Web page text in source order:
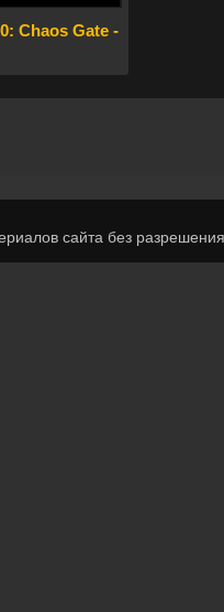
Chaos Gate -
сайта без разрешения